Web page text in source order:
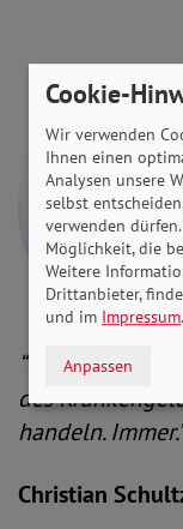
“Falls die
des
handeln.
Christian
Cookie-
Wir verwenden
Ihnen einen
Analysen unsere
selbst
verwenden
Möglichkeit, die
Weitere
Drittanbieter,
und im Impressum.
Anpassen